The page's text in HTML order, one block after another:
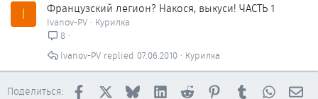
I Французский легион? Накося, выкуси! ЧАСТЬ 1
Ivanov-PV
Курилка
8
Курилка
07.06.2010
Ivanov-PV
Поделиться: Facebook BlueskyLinkedInReddit PinterestTumblr